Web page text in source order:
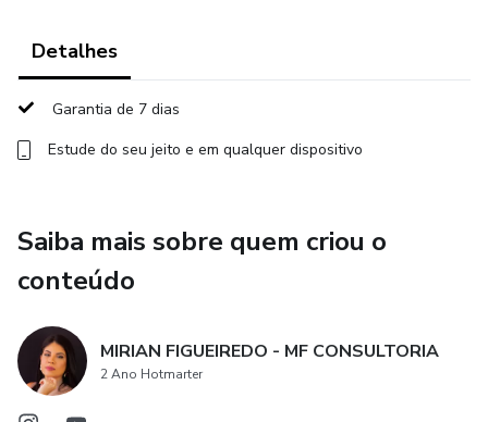
semana.
Uma solução inteligente para quem busca precisão,
Detalhes
Garantia de 7 dias
Estude do seu jeito e em qualquer dispositivo
Saiba mais sobre quem criou o
conteúdo
MIRIAN FIGUEIREDO - MF CONSULTORIA
2 Ano Hotmarter